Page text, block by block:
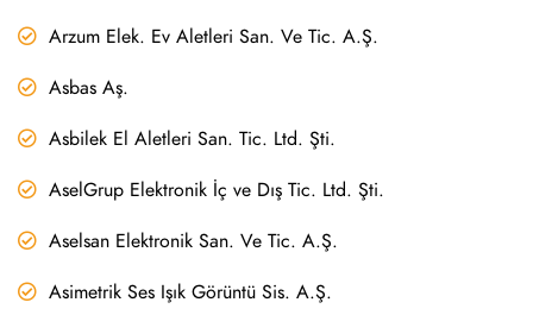
Arzum Elek. Ev Aletleri San. Ve Tic. A.Ş.
Asbas Aş.
Asbilek El Aletleri San. Tic. Ltd. Şti.
AselGrup Elektronik İç ve Dış Tic. Ltd. Şti.
Aselsan Elektronik San. Ve Tic. A.Ş.
Asimetrik Ses Işık Görüntü Sis. A.Ş.